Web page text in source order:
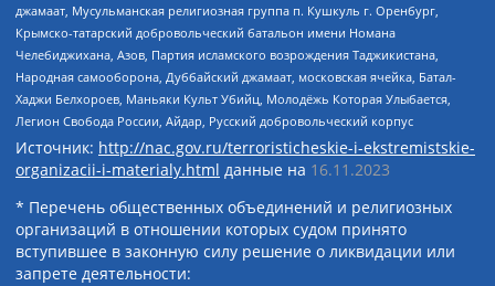
джамаат, Мусульманская религиозная группа п. Кушкуль г. Оренбург,
Крымско-татарский добровольческий батальон имени Номана
Челебиджихана, Азов, Партия исламского возрождения Таджикистана,
Народная самооборона, Дуббайский джамаат, московская ячейка, Батал-
Хаджи Белхороев, Маньяки Культ Убийц, Молодёжь Которая Улыбается,
Легион Свобода России, Айдар, Русский добровольческий корпус
Источник: http://nac.gov.ru/terroristicheskie-i-ekstremistskie-
organizacii-i-materialy.html данные на 16.11.2023
* Перечень общественных объединений и религиозных
организаций в отношении которых судом принято
вступившее в законную силу решение о ликвидации или
запрете деятельности: